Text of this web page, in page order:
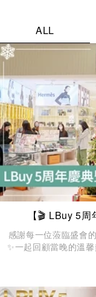
ALL
【🎬 LBuy 5
感謝每一位蒞臨盛會
✨一起回顧當晚的溫